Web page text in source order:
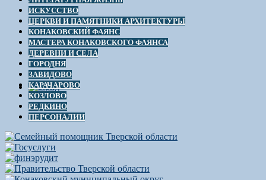
ИСКУССТВО
ЦЕРКВИ И ПАМЯТНИКИ АРХИТЕКТУРЫ
КОНАКОВСКИЙ ФАЯНС
МАСТЕРА КОНАКОВСКОГО ФАЯНСА
ДЕРЕВНИ И СЕЛА
ГОРОДНЯ
ЗАВИДОВО
КАРАЧАРОВО
КОЗЛОВО
РЕДКИНО
ПЕРСОНАЛИИ